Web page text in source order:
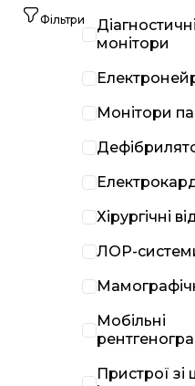
Фільтри
монітори
Монітори
Хірургічні
ЛОР-
Мобільні
Пристрої